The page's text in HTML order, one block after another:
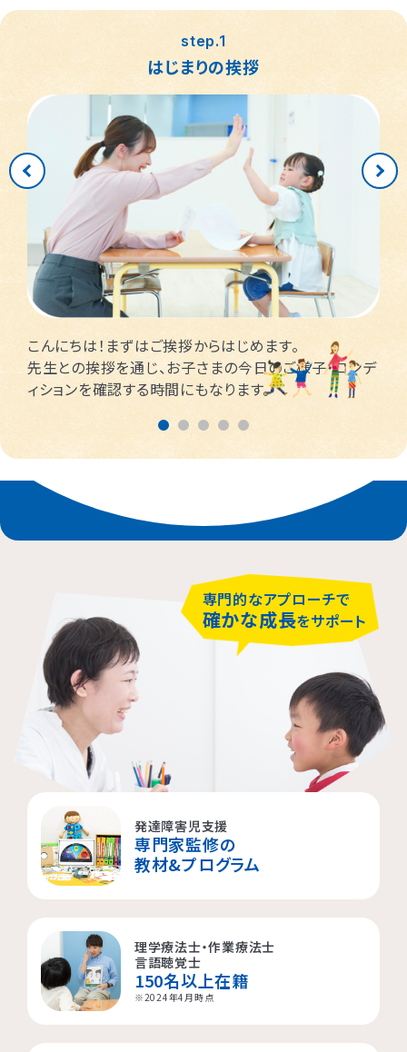
step.1
はじまりの挨拶
こんにちは！まずはご挨拶からはじめます。
先生との挨拶を通じ、お子さまの今日のご様子・コンデ
ィションを確認する時間にもなります。
専門的なアプローチで
確かな成長をサポート
発達障害児支援
専門家監修の
教材&プログラム
理学療法士・作業療法士
言語聴覚士
150名以上在籍
※2024年4月時点
川口市
さいたま市見沼区
さいたま市緑区
三郷市
新座市
戸田市
さいたま市南区
富士見市
所沢市
松戸市
八千代市
流山市
千葉市中央区
世田谷区
新宿区
日野市
目黒区
江戸川区
北区
千代田区
八王子市
杉並区
大田区
荒川区
横浜市戸塚区
相模原市中央区
川崎市中原区
厚木市
茅ケ崎市
藤沢市
横浜市鶴見区
相模原市緑区
川崎市多摩区
横浜市緑区
横浜市都筑区
横浜市旭区
横浜市青葉区
名古屋市千種区
名古屋市緑区
名古屋市瑞穂区
名古屋市中村区
堺市北区
高槻市
摂津市
大阪市平野区
堺市西区
大阪市此花区
堺市堺区
大阪市東淀川区
大阪市都島区
神戸市長田区
姫路市
神戸市中央区
仙台市青葉区
児童発達支援
LITALICOジュニア 仙台五橋教室
広島市南区
児童発達支援
LITALICOジュニア 広島皆実教室
福岡市早良区
福岡市西区
福岡市東区
春日市
太宰府市
福岡市中央区